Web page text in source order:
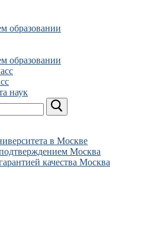
образовании
образовании
наук
в Москве
Москва
качества Москва